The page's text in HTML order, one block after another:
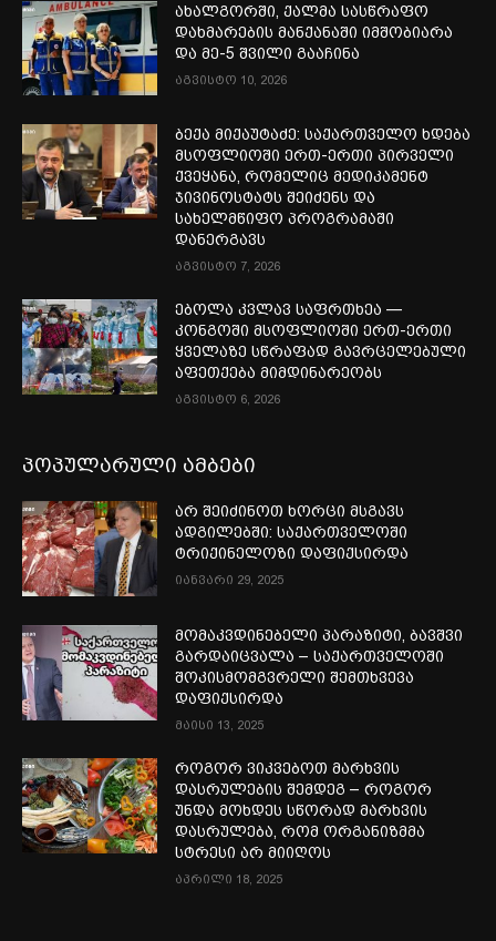
ახალგორში, ქალმა სასწრაფო
დახმარების მანქანაში იმშობიარა
და მე-5 შვილი გააჩინა
აგვისტო 10, 2026
ბექა მიქაუტაძე: საქართველო ხდება
მსოფლიოში ერთ-ერთი პირველი
ქვეყანა, რომელიც მედიკამენტ
ჯივინოსტატს შეიძენს და
სახელმწიფო პროგრამაში
დანერგავს
აგვისტო 7, 2026
ებოლა კვლავ საფრთხეა —
კონგოში მსოფლიოში ერთ-ერთი
ყველაზე სწრაფად გავრცელებული
აფეთქება მიმდინარეობს
აგვისტო 6, 2026
პოპულარული ამბები
არ შეიძინოთ ხორცი მსგავს
ადგილებში: საქართველოში
ტრიქინელოზი დაფიქსირდა
იანვარი 29, 2025
მომაკვდინებელი პარაზიტი, ბავშვი
გარდაიცვალა – საქართველოში
შოკისმომგვრელი შემთხვევა
დაფიქსირდა
მაისი 13, 2025
როგორ ვიკვებოთ მარხვის
დასრულების შემდეგ – როგორ
უნდა მოხდეს სწორად მარხვის
დასრულება, რომ ორგანიზმმა
სტრესი არ მიიღოს
აპრილი 18, 2025